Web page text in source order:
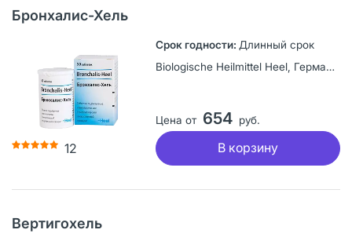
Бронхалис-Хель
12
Длинный срок
Biologische Heilmittel Heel, Германия
Цена от 654 руб.
В корзину
Вертигохель